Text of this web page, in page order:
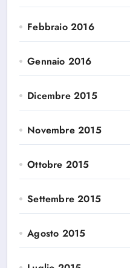
Febbraio 2016
Gennaio 2016
Dicembre 2015
Novembre 2015
Ottobre 2015
Settembre 2015
Agosto 2015